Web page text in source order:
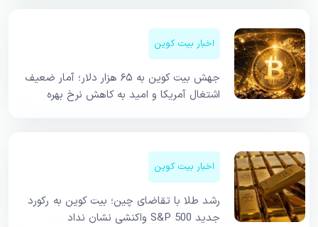
اخبار بیت کوین
جهش بیت کوین به ۶۵ هزار دلار؛ آمار ضعیف
اشتغال آمریکا و امید به کاهش نرخ بهره
اخبار بیت کوین
رشد طلا با تقاضای چین؛ بیت کوین به رکورد
جدید S&P 500 واکنشی نشان نداد